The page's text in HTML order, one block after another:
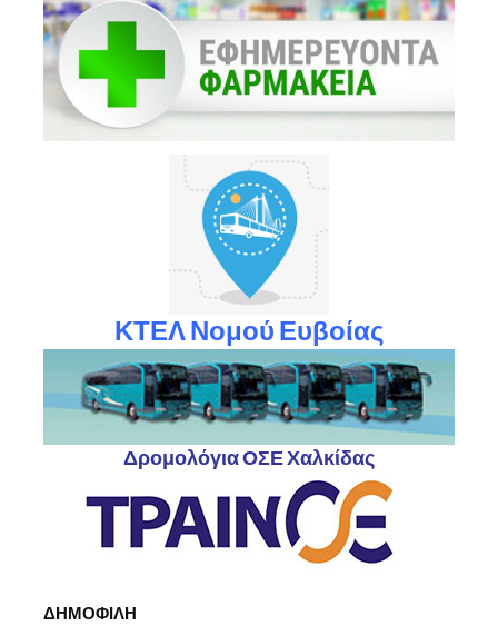
ΚΤΕΛ Νομού Ευβοίας
Δρομολόγια ΟΣΕ Χαλκίδας
ΔΗΜΟΦΙΛΗ